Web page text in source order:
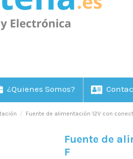
¿Quienes Somos?
Fuente de alimentación 12V con
Fuente de
F